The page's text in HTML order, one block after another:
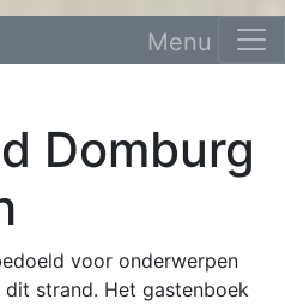
Domburg
voor onderwerpen
strand. Het gastenboek